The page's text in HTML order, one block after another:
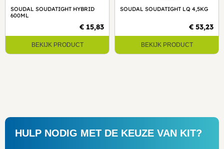
SOUDAL SOUDATIGHT HYBRID
600ML
€ 15,83
BEKIJK PRODUCT
SOUDAL SOUDATIGHT LQ 4,5KG
€ 53,23
BEKIJK PRODUCT
HULP NODIG MET DE KEUZE VAN KIT?